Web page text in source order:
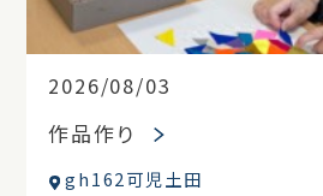
2026/08/03
作品作り
gh162可児土田